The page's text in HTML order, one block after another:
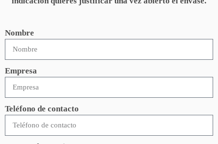
Nombre
Empresa
Teléfono de contacto